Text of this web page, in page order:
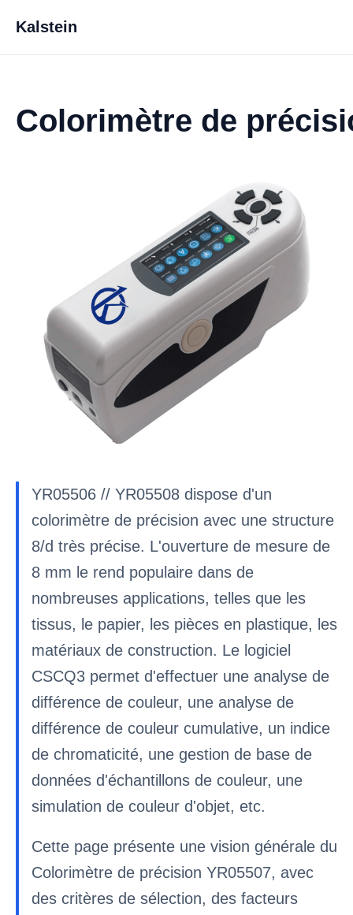
Kalstein
Colorimètre de
YR05506 // YR05508 dispose d'un
colorimètre de précision avec une structure
8/d très précise. L'ouverture de mesure de
8 mm le rend populaire dans de
nombreuses applications, telles que les
tissus, le papier, les pièces en plastique, les
matériaux de construction. Le logiciel
CSCQ3 permet d'effectuer une analyse de
différence de couleur, une analyse de
différence de couleur cumulative, un indice
de chromaticité, une gestion de base de
données d'échantillons de couleur, une
simulation de couleur d'objet, etc.
Cette page présente une vision générale du
Colorimètre de précision YR05507, avec
des critères de sélection, des facteurs